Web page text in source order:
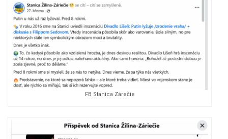
FB Stanica Zárečie